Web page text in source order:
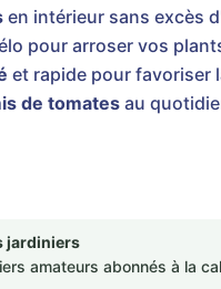
en intérieur sans excès
pour arroser vos
et rapide pour favoriser
de tomatesau
jardiniers
amateurs abonnés à la